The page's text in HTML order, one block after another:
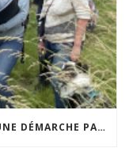
VISITE PARTAGÉE À WALCOURT : UNE DÉMARCHE PARTICIPATIVE ANIMÉE PAR ESPACE ENVIRONNEMENT